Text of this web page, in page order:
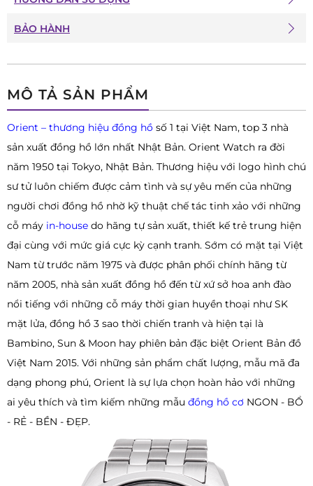
MÔ TẢ SẢN PHẨM
Orient – thương hiệu đồng hồ số 1 tại Việt Nam, top 3 nhà
sản xuất đồng hồ lớn nhất Nhật Bản. Orient Watch ra đời
năm 1950 tại Tokyo, Nhật Bản. Thương hiệu với logo hình chú
sư tử luôn chiếm được cảm tình và sự yêu mến của những
người chơi đồng hồ nhờ kỹ thuật chế tác tinh xảo với những
cỗ máy in-house do hãng tự sản xuất, thiết kế trẻ trung hiện
đại cùng với mức giá cực kỳ cạnh tranh. Sớm có mặt tại Việt
Nam từ trước năm 1975 và được phân phối chính hãng từ
năm 2005, nhà sản xuất đồng hồ đến từ xứ sở hoa anh đào
nổi tiếng với những cỗ máy thời gian huyền thoại như SK
mặt lửa, đồng hồ 3 sao thời chiến tranh và hiện tại là
Bambino, Sun & Moon hay phiên bản đặc biệt Orient Bản đồ
Việt Nam 2015. Với những sản phẩm chất lượng, mẫu mã đa
dạng phong phú, Orient là sự lựa chọn hoàn hảo với những
ai yêu thích và tìm kiếm những mẫu đồng hồ cơ NGON - BỔ
- RẺ - BỀN - ĐẸP.
BẢO HÀNH